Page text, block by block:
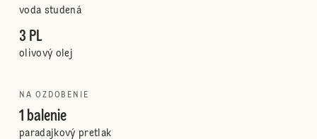
voda studená
3 PL
olivový olej
NA OZDOBENIE
1 balenie
paradajkový pretlak